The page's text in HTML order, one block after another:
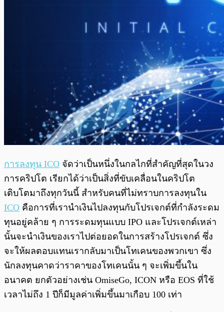
การลงทุน ICO จัดว่าเป็นหนึ่งในกลไกที่สำคัญที่สุดในวง
การคริปโต เรียกได้ว่าเป็นสิ่งที่ขับเคลื่อนในคริปโต
เติบโตมาถึงทุกวันนี้ สำหรับคนที่ไม่ทราบการลงทุนใน
ICO คือการที่เรานำเงินไปลงทุนกับโปรเจกต์ที่กำลังระดม
ทุนอยู่คล้าย ๆ การระดมทุนแบบ IPO และโปรเจกต์เหล่า
นั้นจะนำเงินของเราไปต่อยอดในการสร้างโปรเจกต์ ซึ่ง
จะให้ผลตอบแทนเรากลับมาเป็นโทเคนของพวกเขา ซึ่ง
นักลงทุนคาดว่าราคาของโทเคนนั้น ๆ จะเพิ่มขึ้นใน
อนาคต ยกตัวอย่างเช่น OmiseGo, ICON หรือ EOS ที่ใช้
เวลาไม่ถึง 1 ปีก็มีมูลค่าเพิ่มขึ้นมาเกือบ 100 เท่า